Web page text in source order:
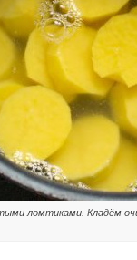
ломтиками. Кладём